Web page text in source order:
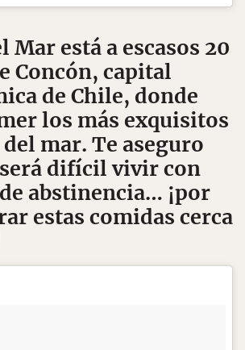
Mar está a escasos 20
Concón, capital
de Chile, donde
los más exquisitos
mar. Te aseguro
difícil vivir con
abstinencia… ¡por
estas comidas cerca